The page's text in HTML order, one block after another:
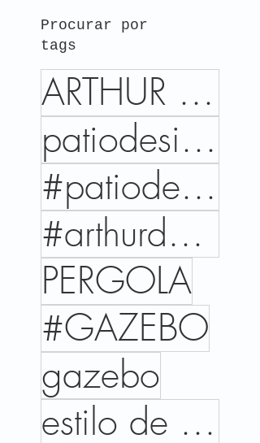
Procurar por
tags
ARTHUR DECOR
patiodesign
#patiodesign
#arthurdecor
PERGOLA
#GAZEBO
gazebo
estilo de vida